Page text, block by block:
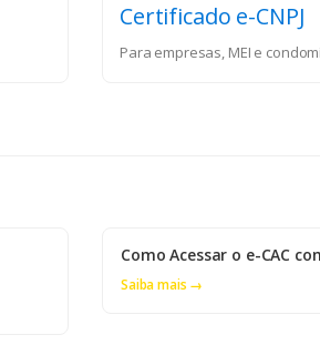
Certificado e-CNPJ
Para empresas, MEI e
Como Acessar o e-CAC
Saiba mais →